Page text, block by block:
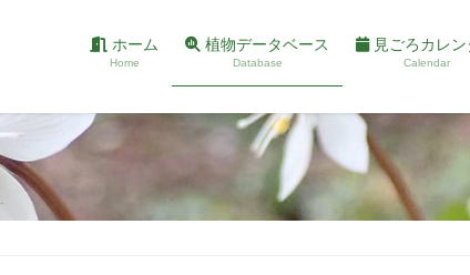
ホーム
Home
植物データベース
Database
見ごろカレン
Calendar